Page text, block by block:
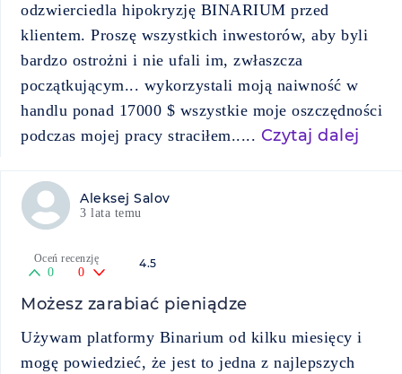
odzwierciedla hipokryzję BINARIUM przed
klientem. Proszę wszystkich inwestorów, aby byli
bardzo ostrożni i nie ufali im, zwłaszcza
początkującym... wykorzystali moją naiwność w
handlu ponad 17000 $ wszystkie moje oszczędności
podczas mojej pracy straciłem..... Czytaj dalej
Aleksej Salov
3 lata temu
4.5
Oceń recenzję
0 0
Możesz zarabiać pieniądze
Używam platformy Binarium od kilku miesięcy i
mogę powiedzieć, że jest to jedna z najlepszych